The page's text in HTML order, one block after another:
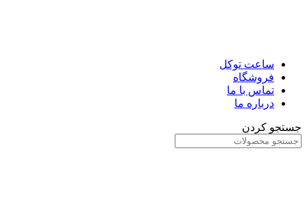
ساعت توکل
فروشگاه
تماس با ما
درباره ما
جستجو کردن